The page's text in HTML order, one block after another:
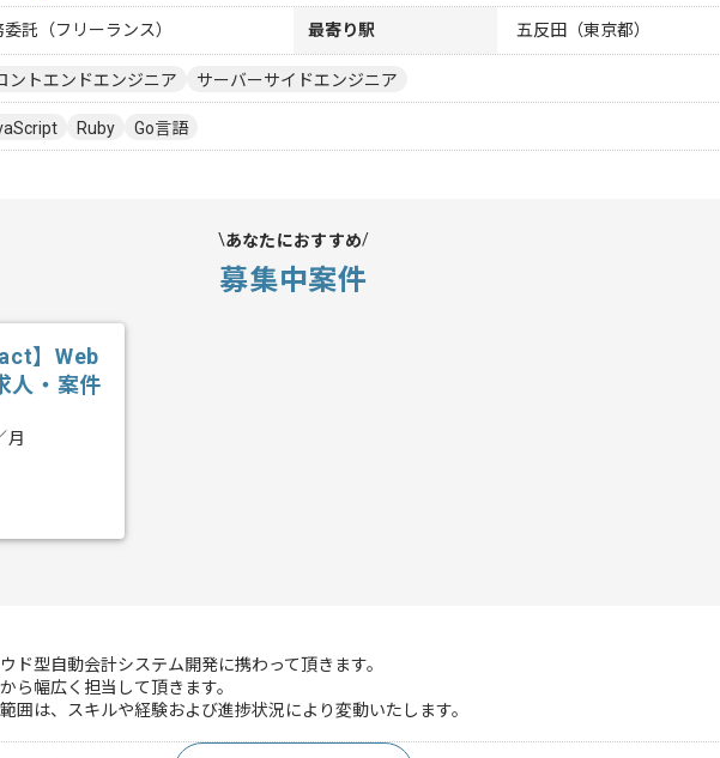
託（フリーランス） 最寄り駅 五反田（東京都）
ントエンドエンジニア サーバーサイドエンジニア
Ruby Go言語
あなたにおすすめ
募集中案件
】Web
人・案件
月
ウド型自動会計システム開発に携わって頂きます。
ら幅広く担当して頂きます。
囲は、スキルや経験および進捗状況により変動いたします。